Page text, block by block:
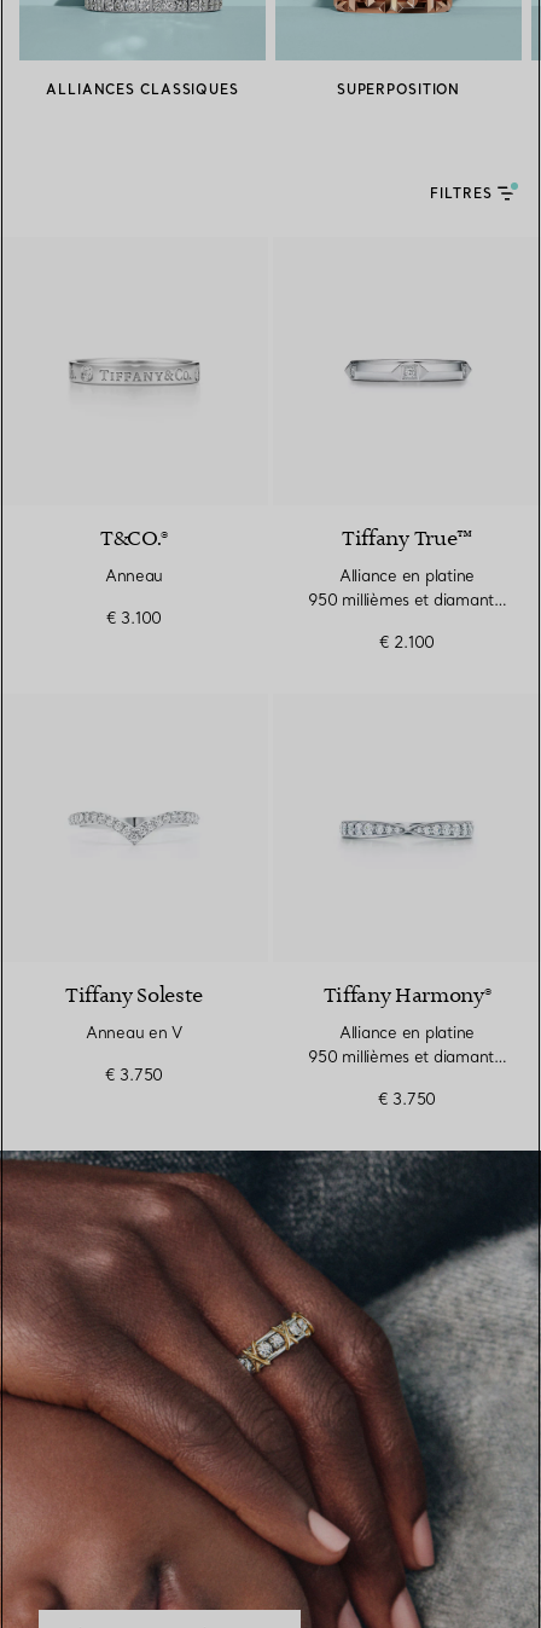
ALLIANCES CLASSIQUES SUPERPOSITION
FILTRES
T&CO.®
Anneau
€ 3.100
Tiffany True™
Alliance en platine
950 millièmes et diamants.
€ 2.100
Tiffany Soleste
Anneau en V
€ 3.750
Tiffany Harmony®
Alliance en platine
950 millièmes et diamants.
€ 3.750